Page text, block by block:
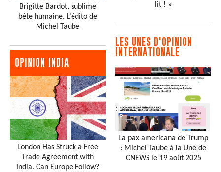
Brigitte Bardot, sublime
bête humaine. L’édito de
Michel Taube
OPINION INDIA
London Has Struck a Free
Trade Agreement with
India. Can Europe Follow?
lit ! »
LES UNES D'OPINION
INTERNATIONALE
La pax americana de Trump
: Michel Taube à la Une de
CNEWS le 19 août 2025